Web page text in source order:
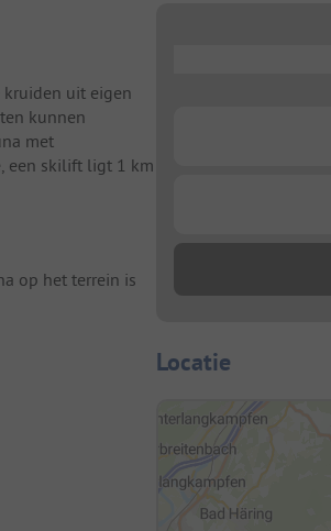
uit eigen
kunnen
met
een skilift ligt 1 km
op het terrein is
Locatie